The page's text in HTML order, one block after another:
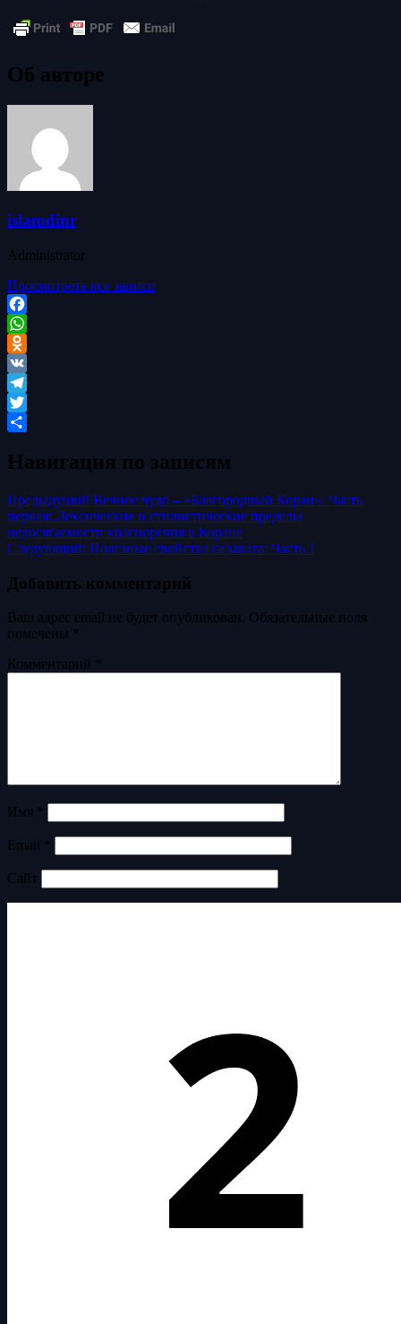
Об авторе
islamdinr
Administrator
Просмотреть все записи
Facebook
WhatsApp
Odnoklassniki
VK
Telegram
Twitter
Навигация по записям
Предыдущий Вечное чудо – «Благородный Коран». Часть
первая: Лексические и стилистические пределы
недосягаемости красноречия в Коране
Следующий: Полезные свойства салавата: Часть 1
Добавить комментарий
Ваш адрес email не будет опубликован.
Обязательные поля
помечены
Комментарий
Имя
Email
Сайт